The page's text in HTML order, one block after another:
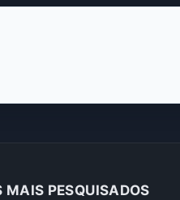
MAIS PESQUISADOS